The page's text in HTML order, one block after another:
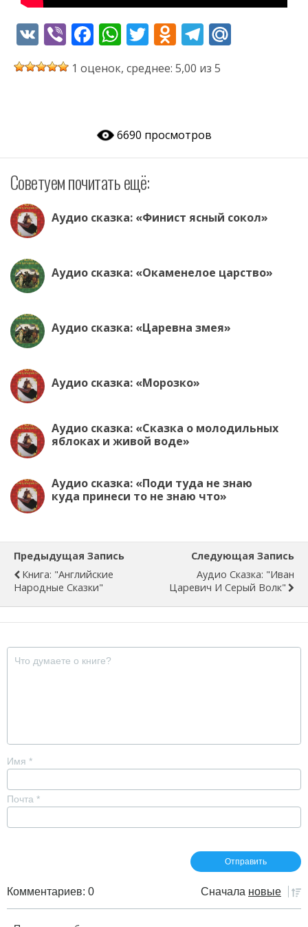
V
K
Vi
b
er
F
e
o
o
k
W
at
p
p
T
itt
O
d
n
as
s
ki
T
el
e
m
1 оценок, среднее: 5,00 из 5
6690 просмотров
Советуем почитать ещё:
Аудио сказка: «Финист ясный сокол»
Аудио сказка: «Окаменелое царство»
Аудио сказка: «Царевна змея»
Аудио сказка: «Морозко»
Аудио сказка: «Сказка о молодильных
яблоках и живой воде»
Аудио сказка: «Поди туда не знаю
куда принеси то не знаю что»
Предыдущая Запись
Книга: "Английские
Народные Сказки"
Следующая Запись
Аудио Сказка: "Иван
Царевич И Серый Волк"
Имя *
Почта *
Комментариев: 0 Сначала новые